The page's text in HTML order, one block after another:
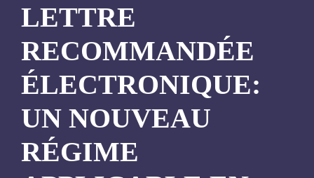
LETTRE
RECOMMANDÉE
ÉLECTRONIQUE:
UN NOUVEAU
RÉGIME